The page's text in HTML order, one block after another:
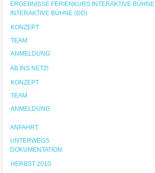
ERGEBNISSE FERIENKURS INTERAKTIVE BÜHNE
INTERAKTIVE BÜHNE (DD)
KONZEPT
TEAM
ANMELDUNG
AB INS NETZ!
KONZEPT
TEAM
ANMELDUNG
ANFAHRT
UNTERWEGS
DOKUMENTATION
HERBST 2010